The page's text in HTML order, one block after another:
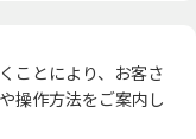
ことにより、お客さ
操作方法をご案内し